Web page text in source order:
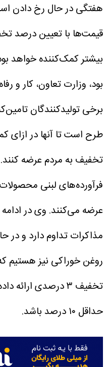
هفتگی در حال رخ دادن
قیمت‌ها با تعیین درصد
بیشتر کمک‌کننده خواهد
بود، وزارت تعاون، کار و
برخی تولیدکنندگان
طرح است تا آنها در ازای
تخفیف به مردم عرضه
عرضه می‌کنند. وی در ادامه
مذاکرات تداوم دارد و در
روغن خوراکی نیز هستیم
تخفیف ۳ درصدی
حداقل ۱۰ درصد باشد.